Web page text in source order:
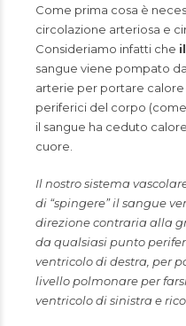
Come prima cosa è
circolazione arteriosa e
Consideriamo infatti che
sangue viene pompato
arterie per portare
periferici del corpo
il sangue ha ceduto
cuore.
Il nostro sistema
di “spingere” il sangue
direzione contraria alla
da qualsiasi punto
ventricolo di destra, per
livello polmonare per
ventricolo di sinistra e